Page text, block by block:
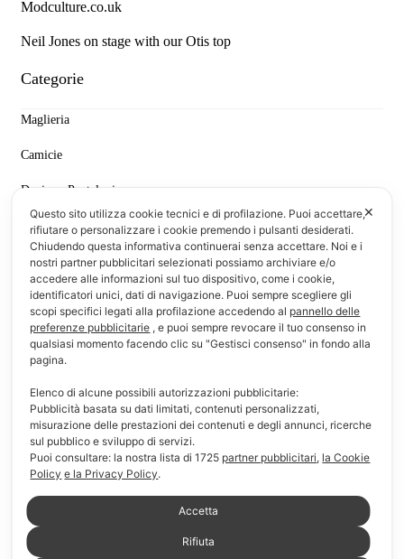
Modculture.co.uk
Neil Jones on stage with our Otis top
Categorie
Maglieria
Camicie
Denim e Pantaloni
T-shirt & Polo
Informazioni
F.A.Q.
Modalità di pagamento
Chi siamo
Link Utili
Il mio account
Carrello
✕
Questo sito utilizza cookie tecnici e di profilazione. Puoi accettare,
rifiutare o personalizzare i cookie premendo i pulsanti desiderati.
Chiudendo questa informativa continuerai senza accettare. Noi e i
nostri partner pubblicitari selezionati possiamo archiviare e/o
accedere alle informazioni sul tuo dispositivo, come i cookie,
identificatori unici, dati di navigazione. Puoi sempre scegliere gli
scopi specifici legati alla profilazione accedendo al pannello delle
preferenze pubblicitarie , e puoi sempre revocare il tuo consenso in
qualsiasi momento facendo clic su "Gestisci consenso" in fondo alla
pagina.
Elenco di alcune possibili autorizzazioni pubblicitarie:
Pubblicità basata su dati limitati, contenuti personalizzati,
misurazione delle prestazioni dei contenuti e degli annunci, ricerche
sul pubblico e sviluppo di servizi.
Puoi consultare: la nostra lista di1725 partner pubblicitari, la Cookie
Policy e la Privacy Policy.
Accetta
Rifiuta